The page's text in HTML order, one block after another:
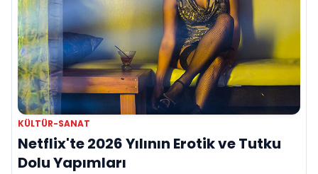
KÜLTÜR-SANAT
Netflix'te 2026 Yılının Erotik ve Tutku
Dolu Yapımları